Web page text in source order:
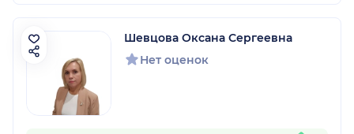
Шевцова Оксана Сергеевна
Нет оценок